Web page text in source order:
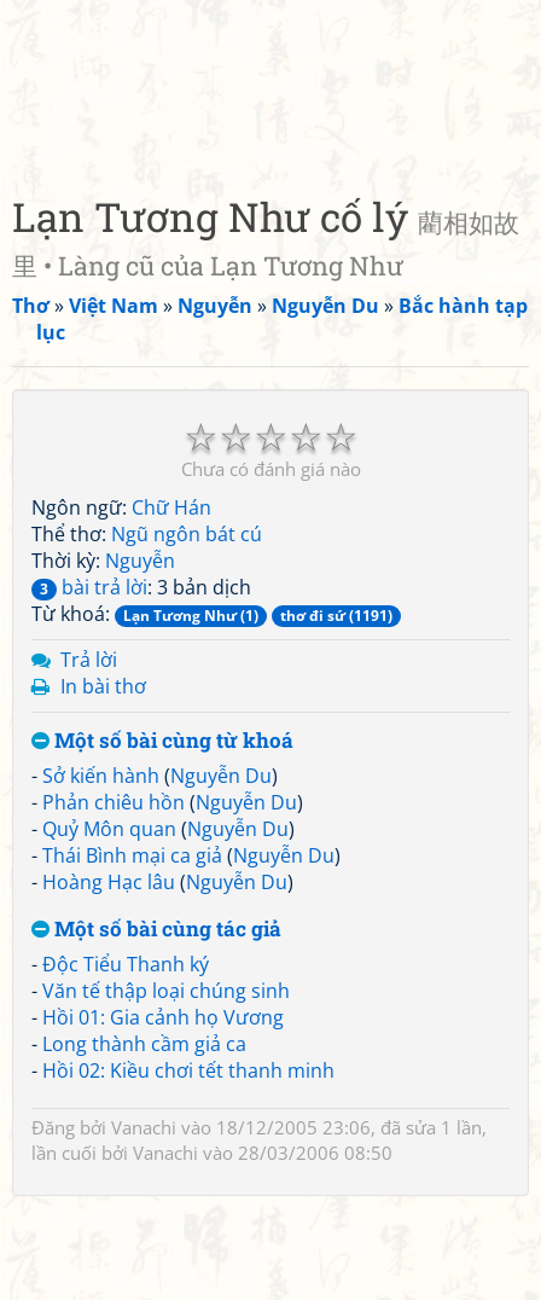
Lạn Tương Như cố lý 藺相如故
里 • Làng cũ của Lạn Tương Như
Thơ»Việt Nam » Nguyễn » Nguyễn Du » Bắc hành tạp
lục
☆
☆
☆
☆
☆
Chưa có đánh giá nào
Ngôn ngữ: Chữ Hán
Thể thơ: Ngũ ngôn bát cú
Thời kỳ: Nguyễn
3 bài trả lời: 3 bản dịch
Từ khoá:
Lạn Tương Như (1) thơ đi sứ (1191)
Trả lời
In bài thơ
Một số bài cùng từ khoá
-Sở kiến hành (Nguyễn Du)
- Phản chiêu hồn (Nguyễn Du)
- Quỷ Môn quan (Nguyễn Du)
-Thái Bình mại ca giả (Nguyễn Du)
- Hoàng Hạc lâu (Nguyễn Du)
Một số bài cùng tác giả
-Độc Tiểu Thanh ký
-Văn tế thập loại chúng sinh
- Hồi 01: Gia cảnh họ Vương
- Long thành cầm giả ca
- Hồi 02: Kiều chơi tết thanh minh
Đăng bởi Vanachi vào 18/12/2005 23:06, đã sửa 1 lần,
lần cuối bởi Vanachi vào 28/03/2006 08:50